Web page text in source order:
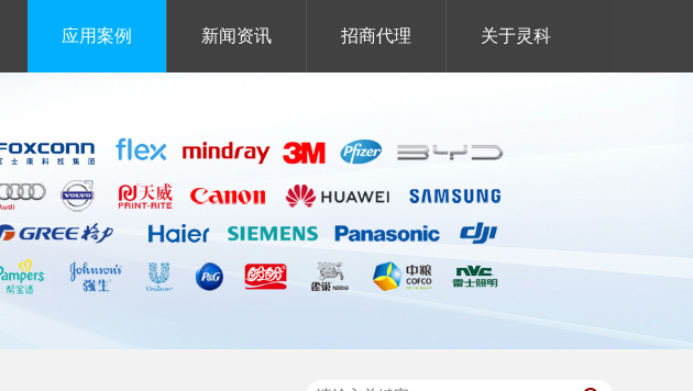
应用案例 新闻资讯 招商代理 关于灵科